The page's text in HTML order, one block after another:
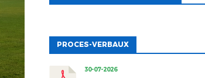
PROCES-VERBAUX
30-07-2026